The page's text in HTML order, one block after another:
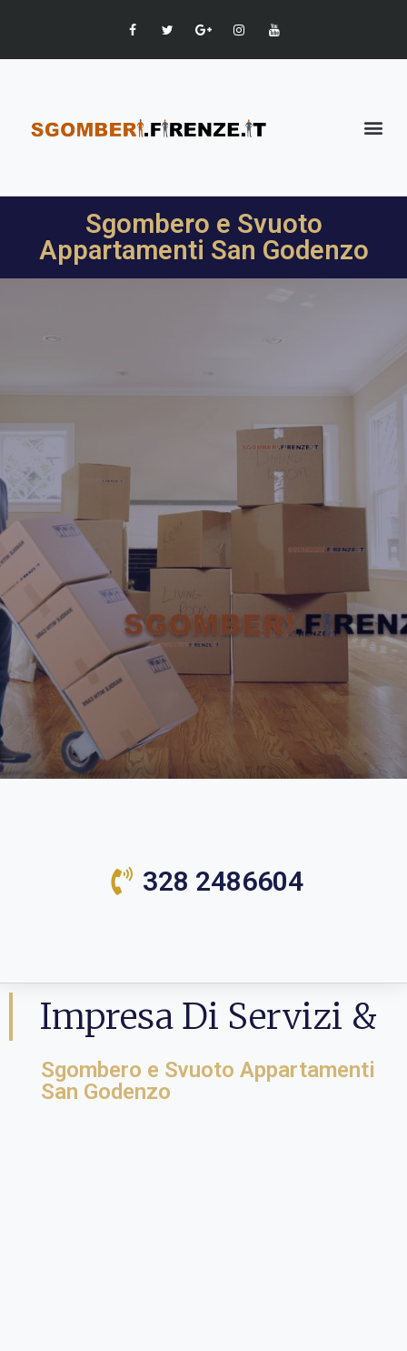
Sgombero e Svuoto
Appartamenti San Godenzo
328 2486604
Impresa Di Servizi &
Sgombero e Svuoto Appartamenti
San Godenzo